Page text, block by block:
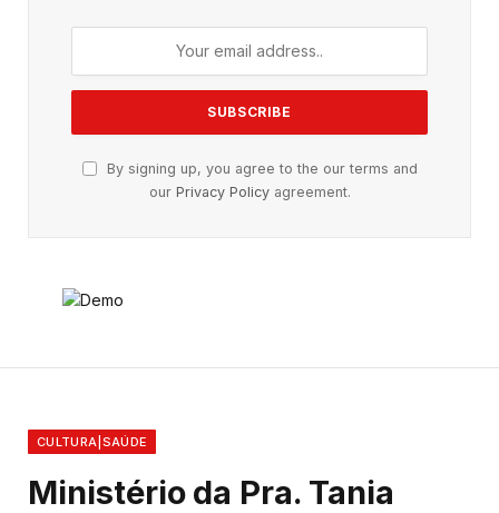
By signing up, you agree to the our terms and
our Privacy Policyagreement.
CULTURA|SAÚDE
Ministério da Pra. Tania